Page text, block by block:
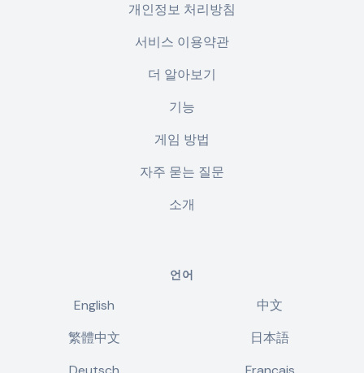
개인정보 처리방침
서비스 이용약관
더 알아보기
기능
게임 방법
자주 묻는 질문
소개
언어
English
中文
繁體中文
日本語